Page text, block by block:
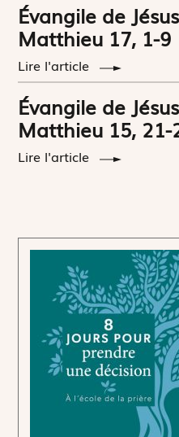
Évangile de
Matthieu 17, 1-9
Lire l'article
Évangile de
Matthieu 15, 21-
Lire l'article